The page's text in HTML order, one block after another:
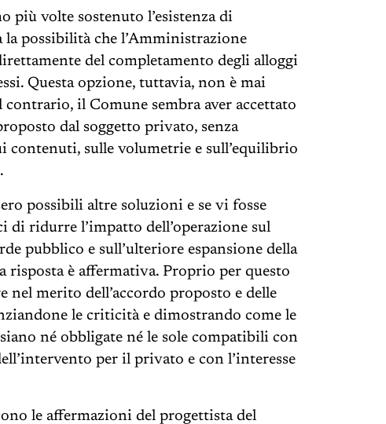
più volte sostenuto l’esistenza di
la possibilità che l’Amministrazione
del completamento degli alloggi
Questa opzione, tuttavia, non è mai
contrario, il Comune sembra aver accettato
dal soggetto privato, senza
contenuti, sulle volumetrie e sull’equilibrio
possibili altre soluzioni e se vi fosse
di ridurre l’impatto dell’operazione sul
pubblico e sull’ulteriore espansione della
è affermativa. Proprio per questo
nel merito dell’accordo proposto e delle
le criticità e dimostrando come le
né obbligate né le sole compatibili con
per il privato e con l’interesse
le affermazioni del progettista del